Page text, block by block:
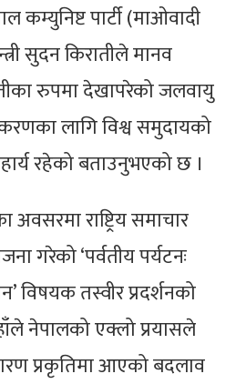
कम्युनिष्ट पार्टी (माओवादी
सुदन किरातीले मानव
रुपमा देखापरेको जलवायु
लागि विश्व समुदायको
रहेको बताउनुभएको छ ।
राष्ट्रिय समाचार
गरेको ‘पर्वतीय पर्यटनः
विषयक तस्वीर प्रदर्शनको
नेपालको एक्लो प्रयासले
प्रकृतिमा आएको बदलाव